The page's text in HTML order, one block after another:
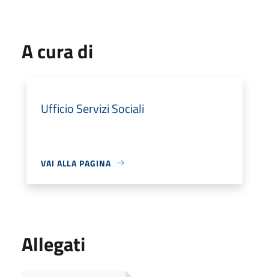
A cura di
Ufficio Servizi Sociali
VAI ALLA PAGINA
Allegati